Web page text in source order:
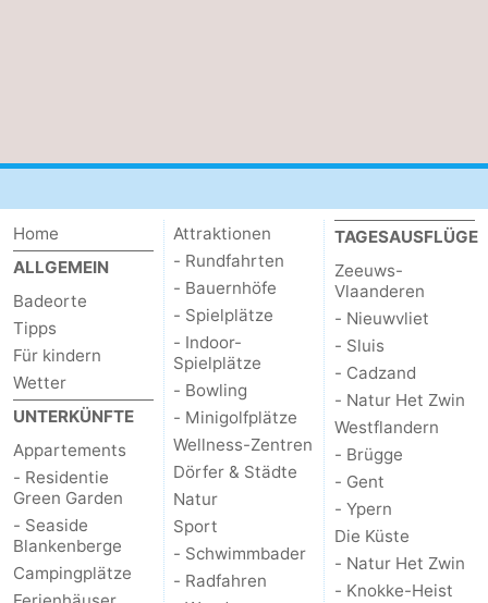
Home
ALLGEMEIN
Badeorte
Tipps
Für kindern
Wetter
UNTERKÜNFTE
Appartements
- Residentie
Green Garden
- Seaside
Blankenberge
Campingplätze
Attraktionen
- Rundfahrten
- Bauernhöfe
- Spielplätze
- Indoor-
Spielplätze
- Bowling
- Minigolfplätze
Wellness-Zentren
Dörfer & Städte
Natur
Sport
- Schwimmbader
- Radfahren
TAGESAUSFLÜGE
Zeeuws-
Vlaanderen
- Nieuwvliet
- Sluis
- Cadzand
- Natur Het Zwin
Westflandern
- Brügge
- Gent
- Ypern
Die Küste
- Natur Het Zwin
- Knokke-Heist